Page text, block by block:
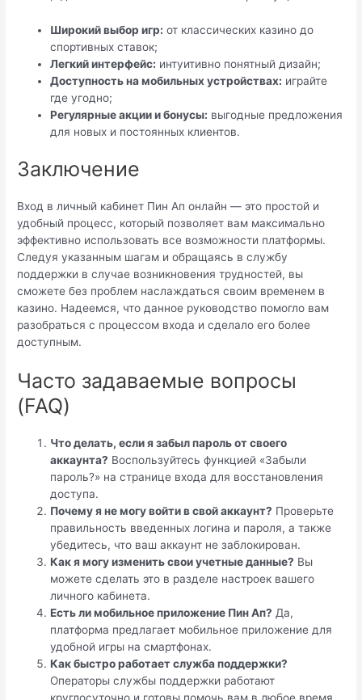
Широкий выбор игр: от классических казино до
спортивных ставок;
Легкий интерфейс: интуитивно понятный дизайн;
Доступность на мобильных устройствах: играйте
где угодно;
Регулярные акции и бонусы: выгодные предложения
для новых и постоянных клиентов.
Заключение
Вход в личный кабинет Пин Ап онлайн — это простой и
удобный процесс, который позволяет вам максимально
эффективно использовать все возможности платформы.
Следуя указанным шагам и обращаясь в службу
поддержки в случае возникновения трудностей, вы
сможете без проблем наслаждаться своим временем в
казино. Надеемся, что данное руководство помогло вам
разобраться с процессом входа и сделало его более
доступным.
Часто задаваемые вопросы
(FAQ)
Что делать, если я забыл пароль от своего
аккаунта? Воспользуйтесь функцией «Забыли
пароль?» на странице входа для восстановления
доступа.
Почему я не могу войти в свой аккаунт? Проверьте
правильность введенных логина и пароля, а также
убедитесь, что ваш аккаунт не заблокирован.
Как я могу изменить свои учетные данные? Вы
можете сделать это в разделе настроек вашего
личного кабинета.
Есть ли мобильное приложение Пин Ап? Да,
платформа предлагает мобильное приложение для
удобной игры на смартфонах.
Как быстро работает служба поддержки?
Операторы службы поддержки работают